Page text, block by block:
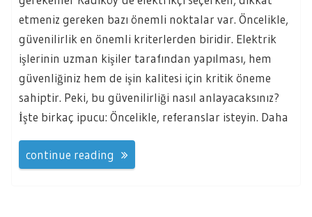
etmeniz gereken bazı önemli noktalar var. Öncelikle,
güvenilirlik en önemli kriterlerden biridir. Elektrik
işlerinin uzman kişiler tarafından yapılması, hem
güvenliğiniz hem de işin kalitesi için kritik öneme
sahiptir. Peki, bu güvenilirliği nasıl anlayacaksınız?
İşte birkaç ipucu: Öncelikle, referanslar isteyin. Daha
continue reading